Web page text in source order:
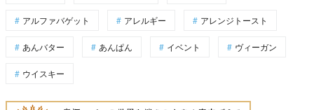
アルファバゲット アレルギー アレンジトースト
あんバター あんぱん イベント ヴィーガン
ウイスキー